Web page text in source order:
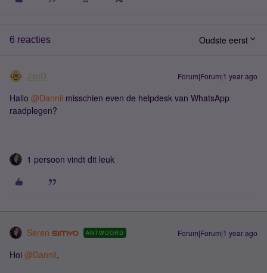
6 reacties Oudste eerst
JanD Forum|Forum|1 year ago
Hallo ​ @Dannii misschien even de helpdesk van WhatsApp
raadplegen?
1 persoon vindt dit leuk
Seren ANTWOORD Forum|Forum|1 year ago
Hoi ​ @Dannii,